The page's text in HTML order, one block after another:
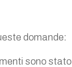
domande:
sono stato